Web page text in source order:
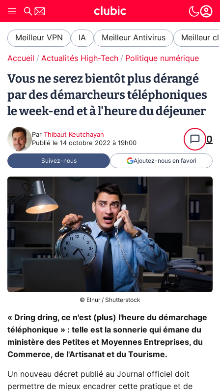
Meilleur VPN IA Meilleur Antivirus Meilleur
Accueil Actualités High-Tech Politique numérique
Vous ne serez bientôt plus dérangé
par des démarcheurs téléphoniques
le week-end et à l'heure du déjeuner
Par Thibaut Keutchayan
Publié le 14 octobre 2022 à 19h00 0
Suivez-nous Ajoutez-nous en favori
©️ Elnur / Shutterstock
« Dring dring, ce n'est (plus) l'heure du démarchage
téléphonique » : telle est la sonnerie qui émane du
ministère des Petites et Moyennes Entreprises, du
Commerce, de l'Artisanat et du Tourisme.
Un nouveau décret publié au Journal officiel doit
permettre de mieux encadrer cette pratique et de